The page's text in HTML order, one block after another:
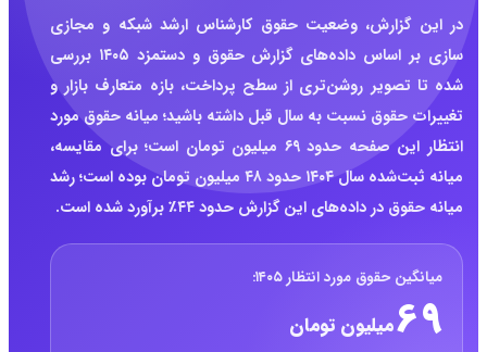
در این گزارش، وضعیت حقوق کارشناس ارشد شبکه و مجازی
سازی بر اساس داده‌های گزارش حقوق و دستمزد ۱۴۰۵ بررسی
شده تا تصویر روشن‌تری از سطح پرداخت، بازه متعارف بازار و
تغییرات حقوق نسبت به سال قبل داشته باشید؛ میانه حقوق مورد
انتظار این صفحه حدود ۶۹ میلیون تومان است؛ برای مقایسه،
میانه ثبت‌شده سال ۱۴۰۴ حدود ۴۸ میلیون تومان بوده است؛ رشد
میانه حقوق در داده‌های این گزارش حدود ۴۴٪ برآورد شده است.
خلاصه حقوق کارشناس ارشد شبکه و مجازی
میانگین حقوق مورد انتظار ۱۴۰۵:
۶۹میلیون تومان